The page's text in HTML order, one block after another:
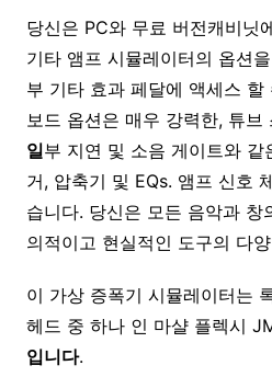
당신은 PC와 무료 버전캐비닛
기타 앰프 시뮬레이터의 옵션
부 기타 효과 페달에 액세스
보드 옵션은 매우 강력한, 튜브
일부 지연 및 소음 게이트와
거, 압축기 및 EQs. 앰프 신호
습니다. 당신은 모든 음악과
의적이고 현실적인 도구의 다
이 가상 증폭기 시뮬레이터는
헤드 중 하나 인 마샬 플렉시
입니다.